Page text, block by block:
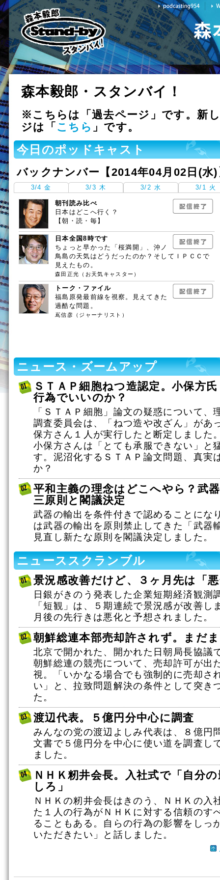
森本毅郎・スタンバイ！
※こちらは「過去ページ」です。新
ジは「 こちら 」です。
今日のポッドキャスト
バックナンバー【2014年04月02日(水)
3/4 金 3/3 木 3/2 水 3/1 火
朝刊読み比べ
日本はどこへ行く？
【朝・読・毎】
日本全国8時です
ちょっと早かった「桜満開」、沖ノ
鳥島の天気はどうだったのか？そしてＩＰＣＣで
見えたもの。
森田正光（お天気キャスター）
トーク・ファイル
福島原発最前線を視察。見えてきた
過酷な問題。
嶌信彦（ジャーナリスト）
ニュース・ズームアップ
ＳＴＡＰ細胞ねつ造認定。小保方
行為でいいのか？
「ＳＴＡＰ細胞」論文の疑惑について、
調査委員会は、「ねつ造や改ざん」があ
保方さん１人が実行したと断定しました
小保方さんは「とても承服できない」と
す。泥沼化するＳＴＡＰ論文問題、真実
か？
平和主義の理念はどこへやら？武
三原則と閣議決定
武器の輸出を条件付きで認めることにな
は武器の輸出を原則禁止してきた「武器
見直し新たな原則を閣議決定しました。
ニューススクランブル
景況感改善だけど、３ヶ月先は「
日銀がきのう発表した企業短期経済観測
「短観」は、５期連続で景況感が改善し
月後の先行きは悪化と予想されました。
朝鮮総連本部売却許されず。まだ
北京で開かれた、開かれた日朝局長協議
朝鮮総連の競売について、売却許可が出
視。「いかなる場合でも強制的に売却さ
い」と、拉致問題解決の条件として突き
た。
渡辺代表。５億円分中心に調査
みんなの党の渡辺よしみ代表は、８億円
文書で５億円分を中心に使い道を調査し
ました。
ＮＨＫ籾井会長。入社式で「自分
しろ」
ＮＨＫの籾井会長はきのう、ＮＨＫの入
た１人の行為がＮＨＫに対する信頼のす
ることもある。自らの行為の影響をしっ
いただきたい」と話しました。